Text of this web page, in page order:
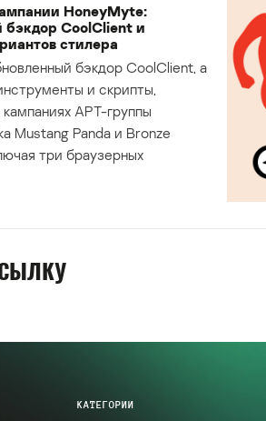
HoneyMyte:
бэкдор CoolClient и
стилера
бэкдор CoolClient, а
и скрипты,
APT-группы
Mustang Panda и Bronze
три браузерных
КАТЕГОРИИ